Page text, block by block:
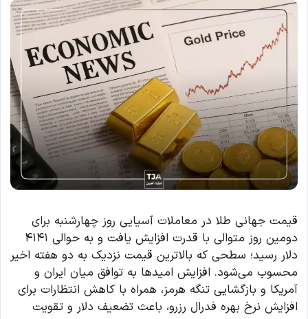
قیمت جهانی طلا در معاملات آسیایی روز چهارشنبه برای
دومین روز متوالی با قدرت افزایش یافت و به حوالی ۴۱۴۱
دلار رسید؛ سطحی که بالاترین قیمت نزدیک به دو هفته اخیر
محسوب می‌شود. افزایش امیدها به توافق میان ایران و
آمریکا و بازگشایی تنگه هرمز، همراه با کاهش انتظارات برای
افزایش نرخ بهره فدرال رزرو، باعث تضعیف دلار و تقویت